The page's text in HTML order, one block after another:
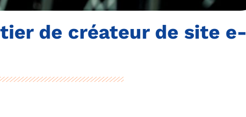
de créateur de site e-